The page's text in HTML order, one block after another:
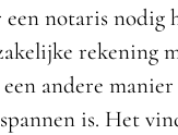
notaris nodig
rekening
andere
is. Het